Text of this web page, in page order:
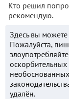
Кто решил
рекомендую.
Здесь вы
Пожалуйста,
удалён.